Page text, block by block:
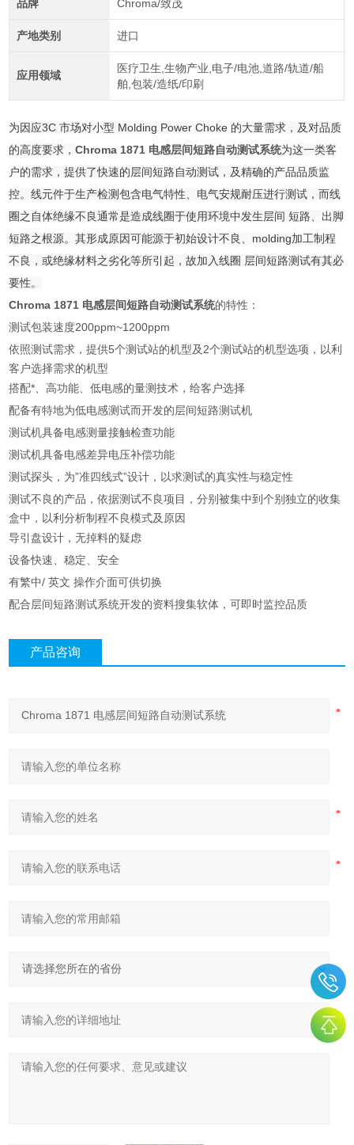
品牌 Chroma/致茂
产地类别 进口
应用领域
医疗卫生,生物产业,电子/电池,道路/轨道/船
舶,包装/造纸/印刷
为因应3C 市场对小型 Molding Power Choke 的大量需求，及对品质
的高度要求，Chroma 1871 电感层间短路自动测试系统为这一类客
户的需求，提供了快速的层间短路自动测试，及精确的产品品质监
控。线元件于生产检测包含电气特性、电气安规耐压进行测试，而线
圈之自体绝缘不良通常是造成线圈于使用环境中发生层间 短路、出脚
短路之根源。其形成原因可能源于初始设计不良、molding加工制程
不良，或绝缘材料之劣化等所引起，故加入线圈 层间短路测试有其必
要性。
Chroma 1871 电感层间短路自动测试系统的特性：
测试包装速度200ppm~1200ppm
依照测试需求，提供5个测试站的机型及2个测试站的机型选项，以利
客户选择需求的机型
搭配*、高功能、低电感的量测技术，给客户选择
配备有特地为低电感测试而开发的层间短路测试机
测试机具备电感测量接触检查功能
测试机具备电感差异电压补偿功能
测试探头，为”准四线式”设计，以求测试的真实性与稳定性
测试不良的产品，依据测试不良项目，分别被集中到个别独立的收集
盒中，以利分析制程不良模式及原因
导引盘设计，无掉料的疑虑
设备快速、稳定、安全
有繁中/ 英文 操作介面可供切换
配合层间短路测试系统开发的资料搜集软体，可即时监控品质
产品咨询